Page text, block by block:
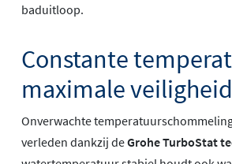
baduitloop.
Constante
maximale veiligheid
Onverwachte
verleden dankzij deGrohe TurboStat